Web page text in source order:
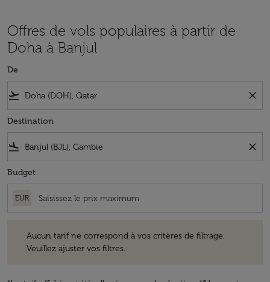
Offres de vols populaires à partir de
Doha à Banjul
De
flight_takeoff close
Destination
flight_land close
Budget
EUR
Aucun tarif ne correspond à vos critères de filtrage.
Veuillez ajuster vos filtres.